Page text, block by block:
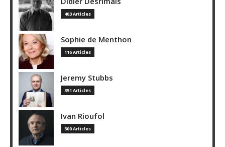
403 Articles
Sophie de Menthon
116 Articles
Jeremy Stubbs
351 Articles
Ivan Rioufol
300 Articles